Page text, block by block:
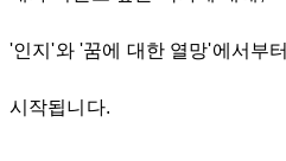
'인지'와 '꿈에 대한 열망'에서부터
시작됩니다.